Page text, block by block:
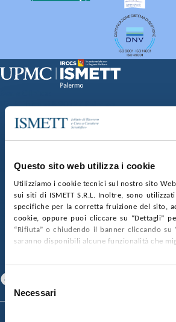
Questo sito web utilizza i cookie
Utilizziamo i cookie tecnici sul nostro sito
sui siti di ISMETT S.R.L. Inoltre, sono
specifiche per la corretta fruizione del sito,
cookie, oppure puoi cliccare su “Dettagli”
“Rifiuta” o chiudendo il banner cliccando
saranno disponibili alcune funzionalità che
Selezione
delNecessari
Via Discesa dei Giudici 4 90133 Palermo
nr. REA PA-201818 P.I. 04544550827
SOCIETÀ TRASPARENTE
GARE E CONTRATTIPRIVACY
SOSTIENICIMAPPA DEL SITO
CONTATTI